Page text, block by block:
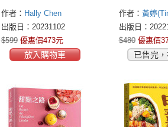
作者： Hally Chen
出版日：20231102
$599 優惠價473元
放入購物車
作者： 黃婷
出版日：
$480 優惠價
已售完